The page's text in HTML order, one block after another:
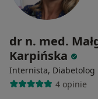
dr n. med.
Karpińska
Internista, Diabetolog
4 opinie